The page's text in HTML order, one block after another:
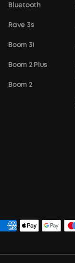
Bluetooth
Rave 3s
Boom 3i
Boom 2 Plus
Boom 2